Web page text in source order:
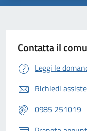
Contatta il
Leggi le
Richiedi
0985 251019